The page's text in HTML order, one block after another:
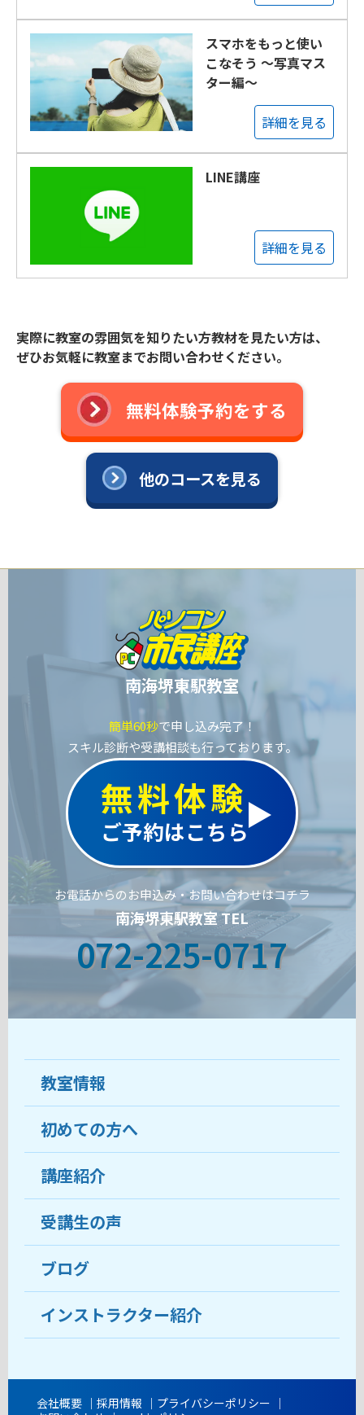
スマホをもっと使い
こなそう ～写真マス
ター編～
詳細を見る
LINE講座
詳細を見る
実際に教室の雰囲気を知りたい方教材を見たい方は、
ぜひお気軽に教室までお問い合わせください。
無料体験予約をする
他のコースを見る
南海堺東駅教室
簡単60秒で申し込み完了！
スキル診断や受講相談も行っております。
無料体験
ご予約はこちら
お電話からのお申込み・お問い合わせはコチラ
南海堺東駅教室 TEL
072-225-0717
教室情報
教室について
受講生の声
おすすめ・人気の講座
目的から講座を探す
教室ブログ
初めての方へ
ココがおすすめ
料金
受講までの流れ
よくあるご質問
講座紹介
受講生の声
ブログ
インストラクター紹介
会社概要 採用情報
プライバシーポリシー